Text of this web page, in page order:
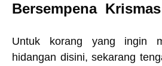
Bersempena Krismas
Untuk korang yang ingin
hidangan disini, sekarang